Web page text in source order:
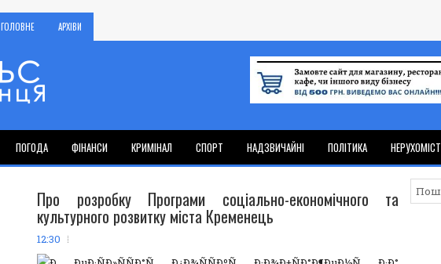
ГОЛОВНЕ АРХІВИ
ПОГОДА ФІНАНСИ КРИМІНАЛ СПОРТ НАДЗВИЧАЙНІ ПОЛІТИКА
Про розробку Програми соціально-економічного та
культурного розвитку міста Кременець
12:30